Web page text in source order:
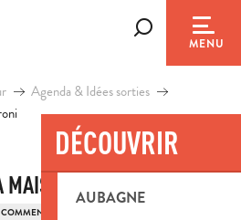
MENU
DÉCOUVRIR
AUBAGNE
Agenda & Idées sorties
MAISON FERRONI